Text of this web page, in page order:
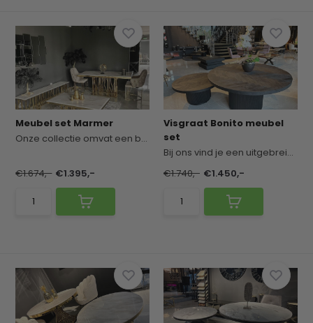
Meubel set Marmer
Onze collectie omvat een breed scala aan stijlvo...
€1.674,- €1.395,-
Visgraat Bonito meubel
set
Bij ons vind je een uitgebreid assortiment aan p...
€1.740,- €1.450,-